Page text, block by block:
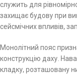
служить для
захищає будову при
сейсмічних впливів,
Монолітний пояс
конструкцію даху.
кладку, розташовану